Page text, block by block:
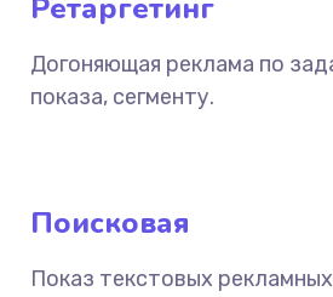
Ретаргетинг
Догоняющая реклама по
показа, сегменту.
Поисковая
Показ текстовых